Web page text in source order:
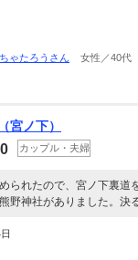
ちゃたろうさん 女性／40代
ノ下）
カップル・夫婦
られたので、宮ノ下裏
野神社がありました。決